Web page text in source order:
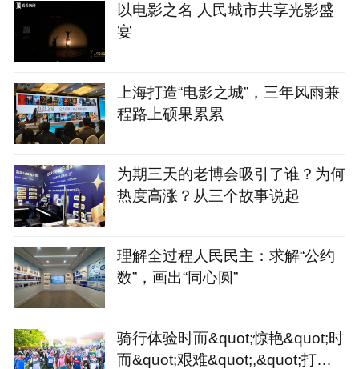
以电影之名 人民城市共享光影盛
宴
上海打造“电影之城”，三年风雨兼
程路上硕果累累
为期三天的老博会吸引了谁？为何
热度高涨？从三个故事说起
理解全过程人民民主：求解“公约
数”，画出“同心圆”
骑行体验时而&quot;惊艳&quot;时
而&quot;艰难&quot;,&quot;打造